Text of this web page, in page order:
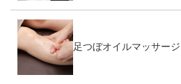
足つぼオイルマッサージ